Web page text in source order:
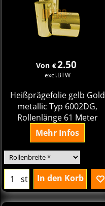
Von €2.50
excl.BTW
Heißprägefolie gelb Gold
metallic Typ 6002DG,
Rollenlänge 61 Meter
Mehr Infos
st In den Korb